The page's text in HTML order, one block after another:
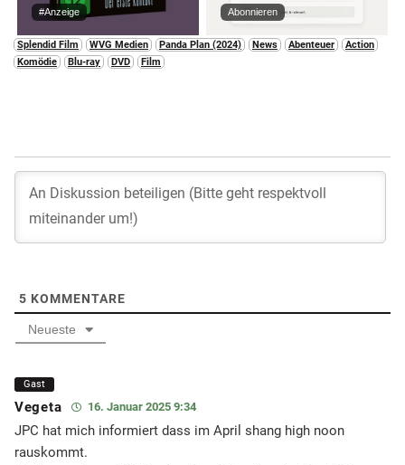
#Anzeige Abonnieren
Splendid Film WVG Medien Panda Plan (2024) News Abenteuer
Action
Komödie
Blu-ray DVD Film
5 KOMMENTARE
Neueste
Gast
Vegeta 16. Januar 2025 9:34
JPC hat mich informiert dass im April shang high noon
rauskommt.